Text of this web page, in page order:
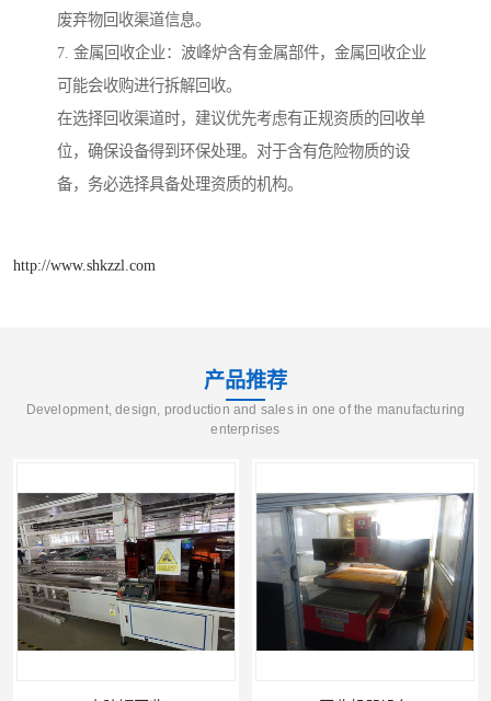
废弃物回收渠道信息。
7. 金属回收企业：波峰炉含有金属部件，金属回收企业
可能会收购进行拆解回收。
在选择回收渠道时，建议优先考虑有正规资质的回收单
位，确保设备得到环保处理。对于含有危险物质的设
备，务必选择具备处理资质的机构。
http://www.shkzzl.com
产品推荐
Development, design, production and sales in one of the manufacturing
enterprises